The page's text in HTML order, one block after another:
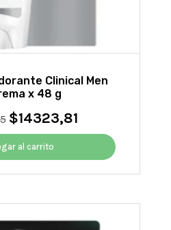
Clinical Men
x 48 g
El
precio
original
era:
$15915,35.
$14323,81
precio
es:
$14323,81.
al carrito